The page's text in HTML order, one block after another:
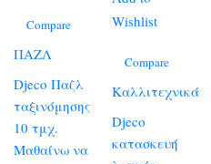
Compare
ΠΑΖΛ
Djeco Παζλ
ταξινόμησης
10 τμχ.
Μαθαίνω να
Wishlist
Compare
Καλλιτεχνικά
Djeco
κατασκευή